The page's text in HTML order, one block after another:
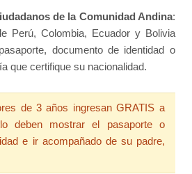
de la Comunidad Andina:
Perú, Colombia, Ecuador y Bolivia
documento de identidad o
que certifique su nacionalidad.
de 3 años ingresan GRATIS a
deben mostrar el pasaporte o
e ir acompañado de su padre,